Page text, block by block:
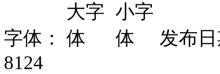
字体：
发布
8124